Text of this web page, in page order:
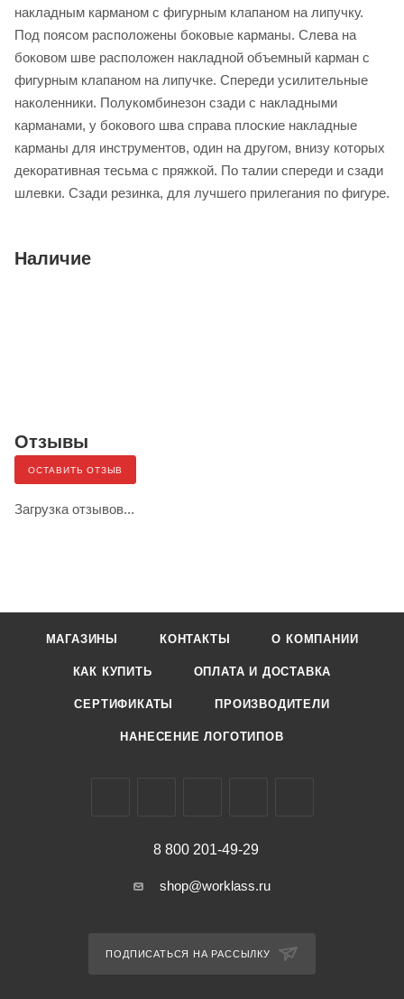
накладным карманом с фигурным клапаном на липучку.
Под поясом расположены боковые карманы. Слева на
боковом шве расположен накладной объемный карман с
фигурным клапаном на липучке. Спереди усилительные
наколенники. Полукомбинезон сзади с накладными
карманами, у бокового шва справа плоские накладные
карманы для инструментов, один на другом, внизу которых
декоративная тесьма с пряжкой. По талии спереди и сзади
шлевки. Сзади резинка, для лучшего прилегания по фигуре.
Наличие
Отзывы
ОСТАВИТЬ ОТЗЫВ
Загрузка отзывов...
МАГАЗИНЫ КОНТАКТЫ О КОМПАНИИ
КАК КУПИТЬ ОПЛАТА И ДОСТАВКА
СЕРТИФИКАТЫ ПРОИЗВОДИТЕЛИ
НАНЕСЕНИЕ ЛОГОТИПОВ
8 800 201-49-29
shop@worklass.ru
ПОДПИСАТЬСЯ НА РАССЫЛКУ